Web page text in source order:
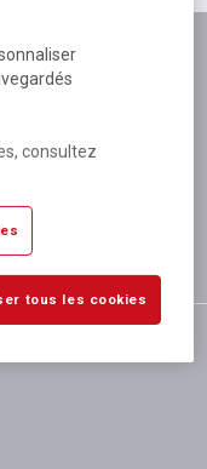
consultez
tous les cookies